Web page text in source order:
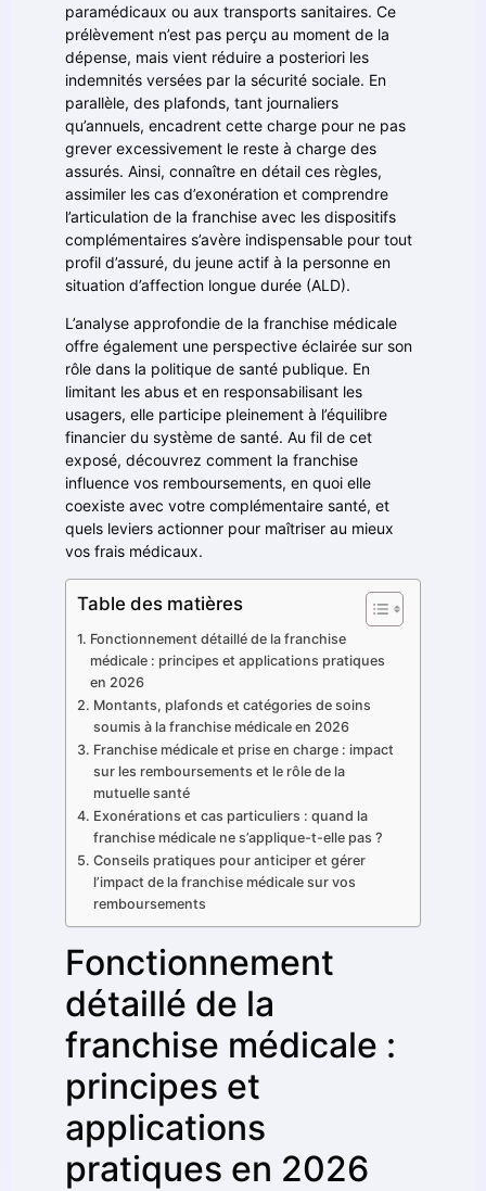
paramédicaux ou aux transports sanitaires. Ce
prélèvement n’est pas perçu au moment de la
dépense, mais vient réduire a posteriori les
indemnités versées par la sécurité sociale. En
parallèle, des plafonds, tant journaliers
qu’annuels, encadrent cette charge pour ne pas
grever excessivement le reste à charge des
assurés. Ainsi, connaître en détail ces règles,
assimiler les cas d’exonération et comprendre
l’articulation de la franchise avec les dispositifs
complémentaires s’avère indispensable pour tout
profil d’assuré, du jeune actif à la personne en
situation d’affection longue durée (ALD).
L’analyse approfondie de la franchise médicale
offre également une perspective éclairée sur son
rôle dans la politique de santé publique. En
limitant les abus et en responsabilisant les
usagers, elle participe pleinement à l’équilibre
financier du système de santé. Au fil de cet
exposé, découvrez comment la franchise
influence vos remboursements, en quoi elle
coexiste avec votre complémentaire santé, et
quels leviers actionner pour maîtriser au mieux
vos frais médicaux.
Table des matières
Fonctionnement détaillé de la franchise
médicale : principes et applications pratiques
en 2026
Montants, plafonds et catégories de soins
soumis à la franchise médicale en 2026
Franchise médicale et prise en charge : impact
sur les remboursements et le rôle de la
mutuelle santé
Exonérations et cas particuliers : quand la
franchise médicale ne s’applique-t-elle pas ?
Conseils pratiques pour anticiper et gérer
l’impact de la franchise médicale sur vos
remboursements
Fonctionnement
détaillé de la
franchise médicale :
principes et
applications
pratiques en 2026